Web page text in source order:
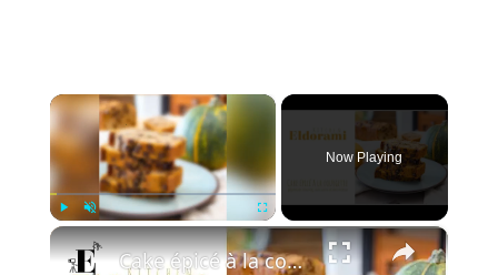
×
Fullscreen
Now Playing
×
Cake épicé à la courgette et aux pépites de chocolat | Sans sucre et sans lactose